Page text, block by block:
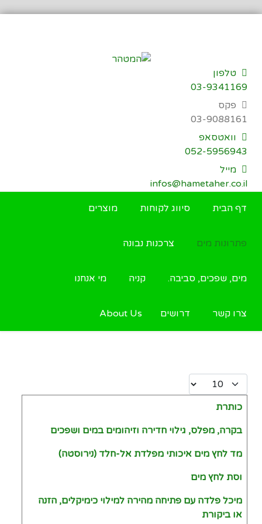
דילוג
טלפון
03-9341169
פקס
03-9088161
וואטסאפ
052-5956943
מייל
infos@hametaher.co.il
דף הבית סיווג לקוחות מוצרים
פתרונות מים צרכנות נבונה
מים, שפכים, סביבה. קניה מי אנחנו
צרו קשר דרושים About Us
Display #
Articles
כותרת
בקרה, מפלס, גילוי חדירה וזיהומים במים ושפכים
מד לחץ מים איכותי מפלדת אל-חלד (נירוסטה)
וסת לחץ מים
מיכל פלדה עם פתיחה מהירה למילוי כימיקלים, הזנה
או ביקורת